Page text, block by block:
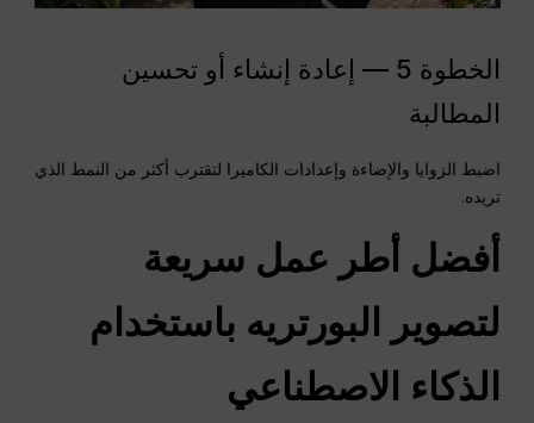
الخطوة 5 — إعادة إنشاء أو تحسين
المطالبة
اضبط الزوايا والإضاءة وإعدادات الكاميرا لتقترب أكثر من النمط الذي
تريده.
أفضل أطر عمل سريعة
لتصوير البورتريه باستخدام
الذكاء الاصطناعي